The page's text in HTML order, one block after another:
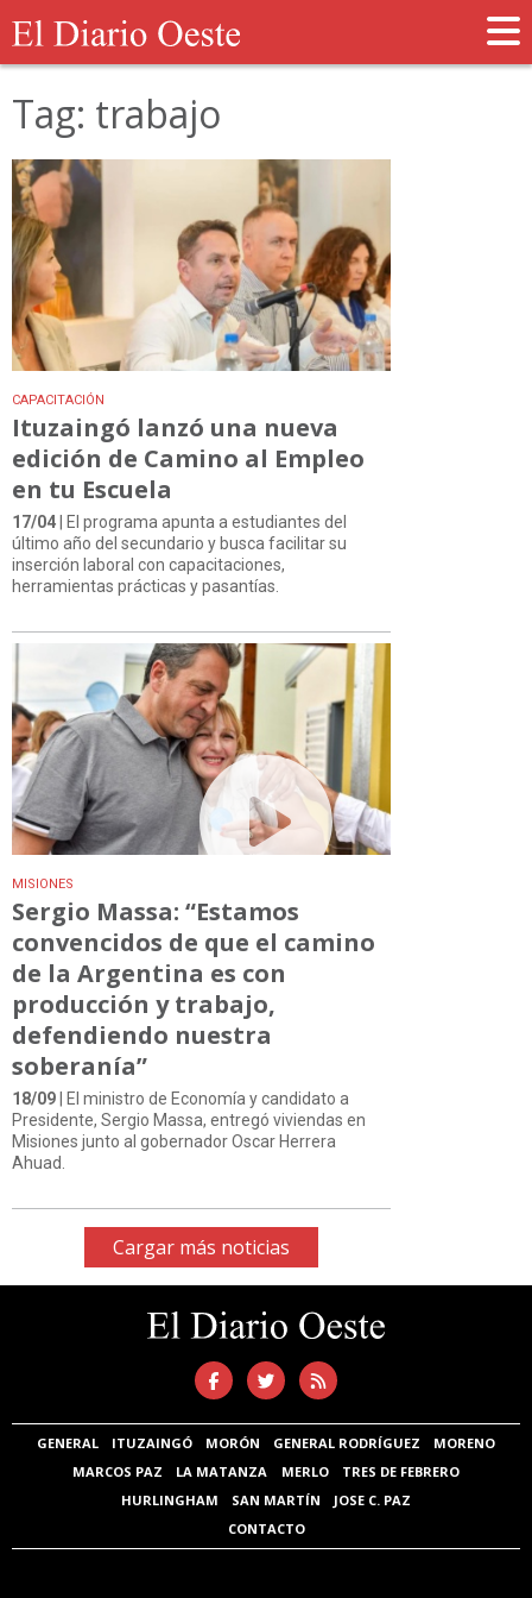
Tag: trabajo
CAPACITACIÓN
Ituzaingó lanzó una nueva
edición de Camino al Empleo
en tu Escuela
17/04 | El programa apunta a estudiantes del
último año del secundario y busca facilitar su
inserción laboral con capacitaciones,
herramientas prácticas y pasantías.
MISIONES
Sergio Massa: “Estamos
convencidos de que el camino
de la Argentina es con
producción y trabajo,
defendiendo nuestra
soberanía”
18/09 | El ministro de Economía y candidato a
Presidente, Sergio Massa, entregó viviendas en
Misiones junto al gobernador Oscar Herrera
Ahuad.
Cargar más noticias
GENERAL ITUZAINGÓ MORÓN GENERAL RODRÍGUEZ
MORENO
MARCOS PAZ
LA MATANZA MERLO
TRES DE FEBRERO
HURLINGHAM
SAN MARTÍN
JOSE C. PAZ
CONTACTO